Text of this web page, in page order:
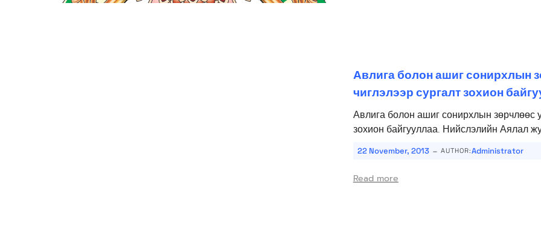
Авлига болон ашиг сонирхлын
чиглэлээр сургалт зохион
Авлига болон ашиг сонирхлын зөрчлөөс
зохион байгууллаа. Нийслэлийн Аялал
22 November, 2013 - AUTHOR:Administrator
Read more